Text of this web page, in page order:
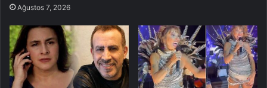
Ağustos 7, 2026